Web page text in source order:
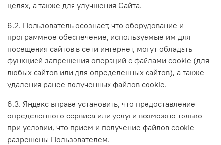
целях, а также для улучшения Сайта.
6.2. Пользователь осознает, что оборудование и
программное обеспечение, используемые им для
посещения сайтов в сети интернет, могут обладать
функцией запрещения операций с файлами cookie (для
любых сайтов или для определенных сайтов), а также
удаления ранее полученных файлов cookie.
6.3. Яндекс вправе установить, что предоставление
определенного сервиса или услуги возможно только
при условии, что прием и получение файлов cookie
разрешены Пользователем.